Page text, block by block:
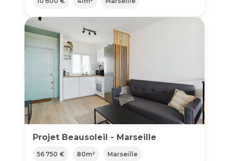
Projet Beausoleil - Marseille
56 750 € 80m² Marseille